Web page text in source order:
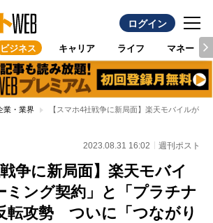
ログイン
ビジネス キャリア ライフ マネー
業・業界 【スマホ4社戦争に新局面】楽天モバイルが
2023.08.31 16:02 週刊ポスト
争に新局面】楽天モバイ
ミング契約」と「プラチナ
転攻勢 ついに「つながり